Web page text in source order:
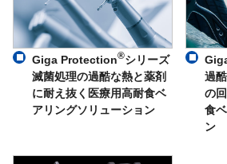
Giga Protection®シリーズ
滅菌処理の過酷な熱と薬剤
に耐え抜く医療用高耐食ベ
アリングソリューション
過
の
食
ン